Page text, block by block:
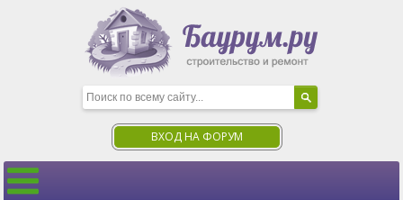
ВХОД НА ФОРУМ